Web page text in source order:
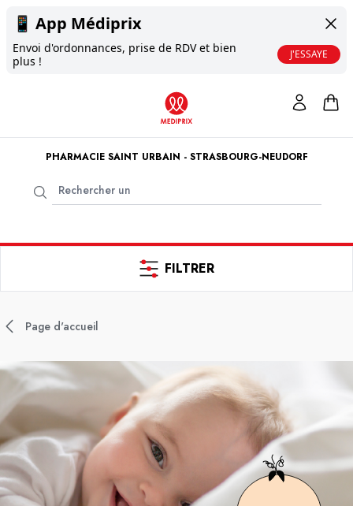
📱 App Médiprix
Envoi d'ordonnances, prise de RDV et bien
plus !
J'ESSAYE
PHARMACIE SAINT URBAIN - STRASBOURG-NEUDORF
FILTRER
Page d'accueil